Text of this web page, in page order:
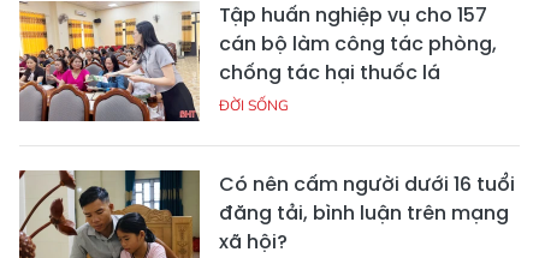
Tập huấn nghiệp vụ cho 157
cán bộ làm công tác phòng,
chống tác hại thuốc lá
ĐỜI SỐNG
Có nên cấm người dưới 16 tuổi
đăng tải, bình luận trên mạng
xã hội?